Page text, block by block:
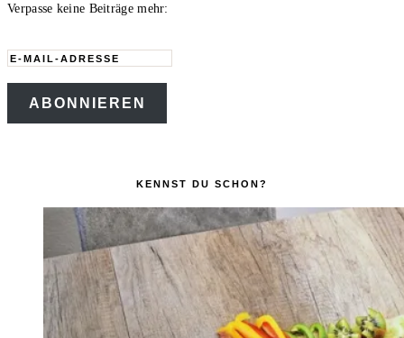
Verpasse keine Beiträge mehr:
E-
Mail-
Adresse
ABONNIEREN
KENNST DU SCHON?